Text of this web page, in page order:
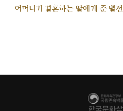
어머니가 결혼하는 딸에게 준 별전